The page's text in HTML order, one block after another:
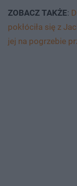
ZOBACZ TAKŻE:
pokłóciła się z
jej na pogrzebie